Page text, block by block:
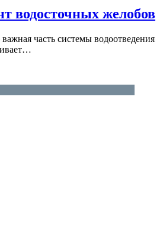
водосточных желобов
часть системы водоотведения